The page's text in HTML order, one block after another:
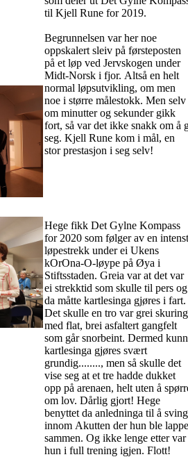
til Kjell Rune for 2019.
Begrunnelsen var her noe
oppskalert sleiv på førsteposten
på et løp ved Jervskogen under
Midt-Norsk i fjor. Altså en helt
normal løpsutvikling, om men
noe i større målestokk. Men selv
om minutter og sekunder gikk
fort, så var det ikke snakk om å
seg. Kjell Rune kom i mål, en
stor prestasjon i seg selv!
Hege fikk Det Gylne Kompass
for 2020 som følger av en intenst
løpestrekk under ei Ukens
kOrOna-O-løype på Øya i
Stiftsstaden. Greia var at det var
ei strekktid som skulle til pers og
da måtte kartlesinga gjøres i fart.
Det skulle en tro var grei skuring
med flat, brei asfaltert gangfelt
som går snorbeint. Dermed
kartlesinga gjøres svært
grundig........, men så skulle det
vise seg at et tre hadde dukket
opp på arenaen, helt uten å
om lov. Dårlig gjort! Hege
benyttet da anledninga til å
innom Akutten der hun ble
sammen. Og ikke lenge etter var
hun i full trening igjen. Flott!